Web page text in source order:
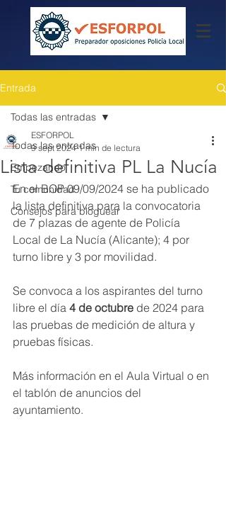
Entrada
Todas las entradas
Empezando
Tu comunidad
Consejos para bloguear
Todas las entradas
Lista definitiva PL La Nucía
ESFORPOL
9 sept 2024 1 min de lectura
En el BOP 09/09/2024 se ha publicado
la lista definitiva para la convocatoria
de 7 plazas de agente de Policía
Local de La Nucía (Alicante); 4 por
turno libre y 3 por movilidad.
Se convoca a los aspirantes del turno
libre el día 4 de octubre de 2024 para
las pruebas de medición de altura y
pruebas físicas.
Más información en el Aula Virtual o en
el tablón de anuncios del
ayuntamiento.